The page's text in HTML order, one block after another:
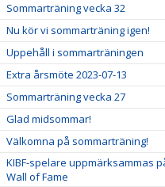
Sommarträning vecka 32
Nu kör vi sommarträning igen!
Uppehåll i sommarträningen
Extra årsmöte 2023-07-13
Sommarträning vecka 27
Glad midsommar!
Välkomna på sommarträning!
KIBF-spelare uppmärksammas
Wall of Fame